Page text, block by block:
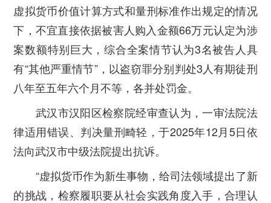
虚拟货币价值计算方式和量刑标准作出规定的情况
下，不宜直接依据被害人购入金额66万元认定为涉
案数额特别巨大，综合全案情节认为3名被告人具
有“其他严重情节”，以盗窃罪分别判处3人有期徒刑
八年至五年六个月不等，各并处罚金。
武汉市汉阳区检察院经审查认为，一审法院法
律适用错误、判决量刑畸轻，于2025年12月5日依
法向武汉市中级法院提出抗诉。
“虚拟货币作为新生事物，给司法领域提出了新
的挑战，检察履职要从社会实践角度入手，合理认